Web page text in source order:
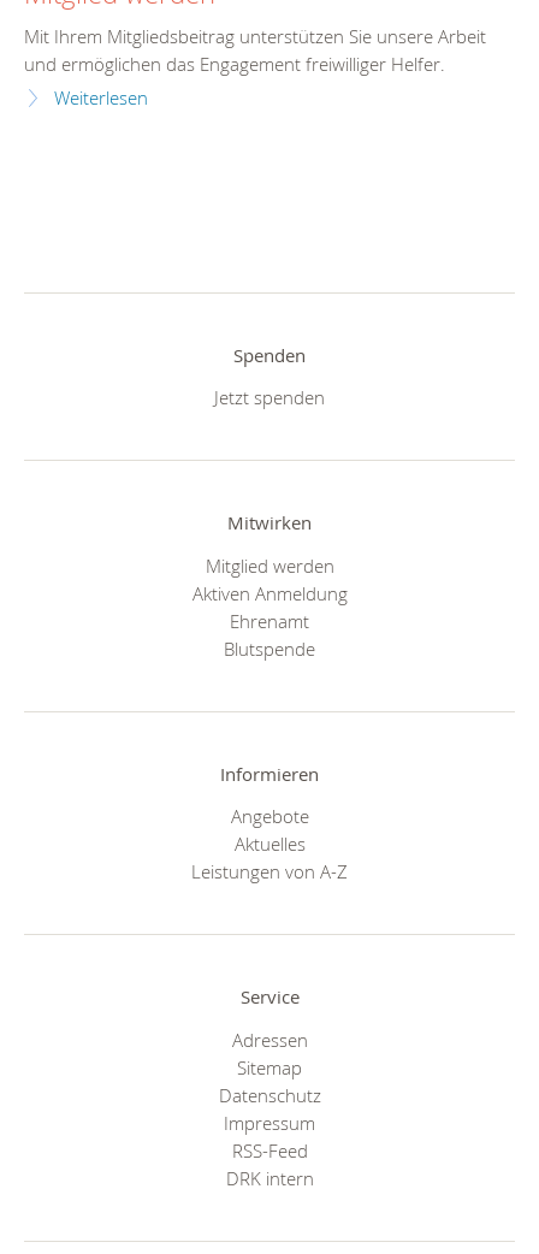
Mit Ihrem Mitgliedsbeitrag unterstützen Sie unsere Arbeit
und ermöglichen das Engagement freiwilliger Helfer.
Weiterlesen
Spenden
Jetzt spenden
Mitwirken
Mitglied werden
Aktiven Anmeldung
Ehrenamt
Blutspende
Informieren
Angebote
Aktuelles
Leistungen von A-Z
Service
Adressen
Sitemap
Datenschutz
Impressum
RSS-Feed
DRK intern